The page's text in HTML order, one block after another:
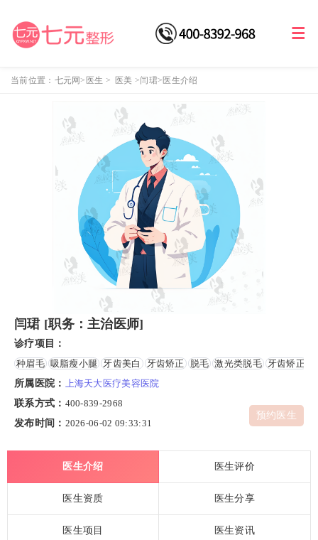
当前位置： 七元网>医生 > 医美 >闫珺>医生介绍
闫珺 [职务：主治医师]
诊疗项目：
种眉毛 吸脂瘦小腿 牙齿美白 牙齿矫正 脱毛 激光类脱毛 牙齿矫正
所属医院： 上海天大医疗美容医院
联系方式： 400-839-2968
发布时间： 2026-06-02 09:33:31
预约医生
医生介绍 医生评价
医生资质 医生分享
医生项目 医生资讯